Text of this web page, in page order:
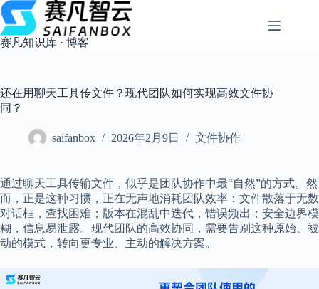
跳
过
内
容
赛凡知识库 · 博客
还在用聊天工具传文件？现代团队如何实现高效文件协
同？
saifanbox 2026年2月9日 文件协作
通过聊天工具传输文件，似乎是团队协作中最“自然”的方式。然
而，正是这种习惯，正在无声地消耗团队效率：文件散落于无数
对话框，查找困难；版本在混乱中迭代，错误频出；安全边界模
糊，信息易泄露。现代团队的高效协同，需要告别这种原始、被
动的模式，转向更专业、主动的解决方案。